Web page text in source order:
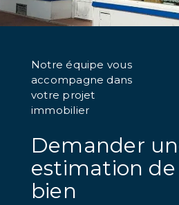
Notre équipe vous
accompagne dans
votre projet
immobilier
Demander
estimation
bien